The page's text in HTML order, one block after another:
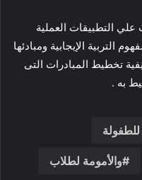
علي التطبيقات العملية
التربية الإيجابية ومبادئها
تخطيط المبادرات التى
به .
والأمومة لطلاب